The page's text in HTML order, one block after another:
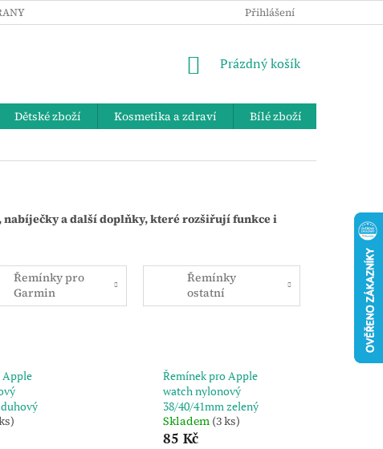
OSOBNÍCH ÚDAJŮ ZPĚTNÝ ODBĚR
Přihlášení
NÁKUPNÍ
Prázdný košík
Dětské zboží Kosmetika a zdraví Bílé zboží
a další doplňky, které rozšiřují funkce i
Řemínky pro
Garmin
Řemínky
ostatní
Apple
Řemínek pro Apple
watch nylonový
38/40/41mm zelený
Skladem (3 ks)
85 Kč